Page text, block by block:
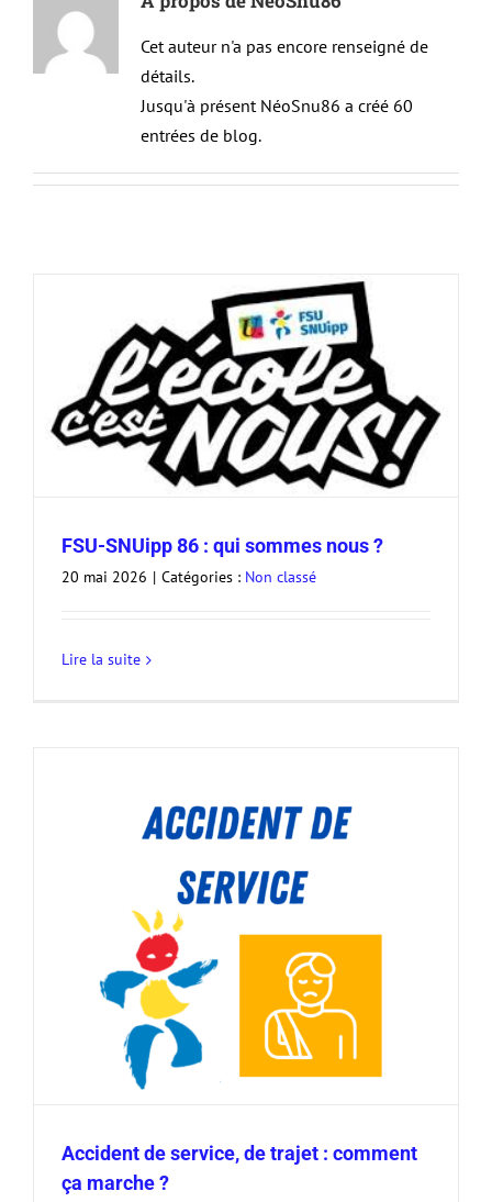
Cet auteur n'a pas encore renseigné de
détails.
Jusqu'à présent NéoSnu86 a créé 60
entrées de blog.
FSU-SNUipp 86 : qui sommes nous ?
20 mai 2026 | Catégories : Non classé
Lire la suite
Accident de service, de trajet : comment
ça marche ?